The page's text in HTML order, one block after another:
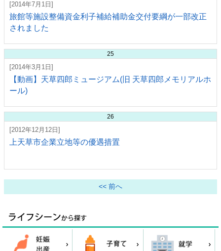
[2014年7月1日]
旅館等施設整備資金利子補給補助金交付要綱が一部改正
されました
25
[2014年3月1日]
【動画】天草四郎ミュージアム(旧 天草四郎メモリアルホ
ール)
26
[2012年12月12日]
上天草市企業立地等の優遇措置
<< 前へ